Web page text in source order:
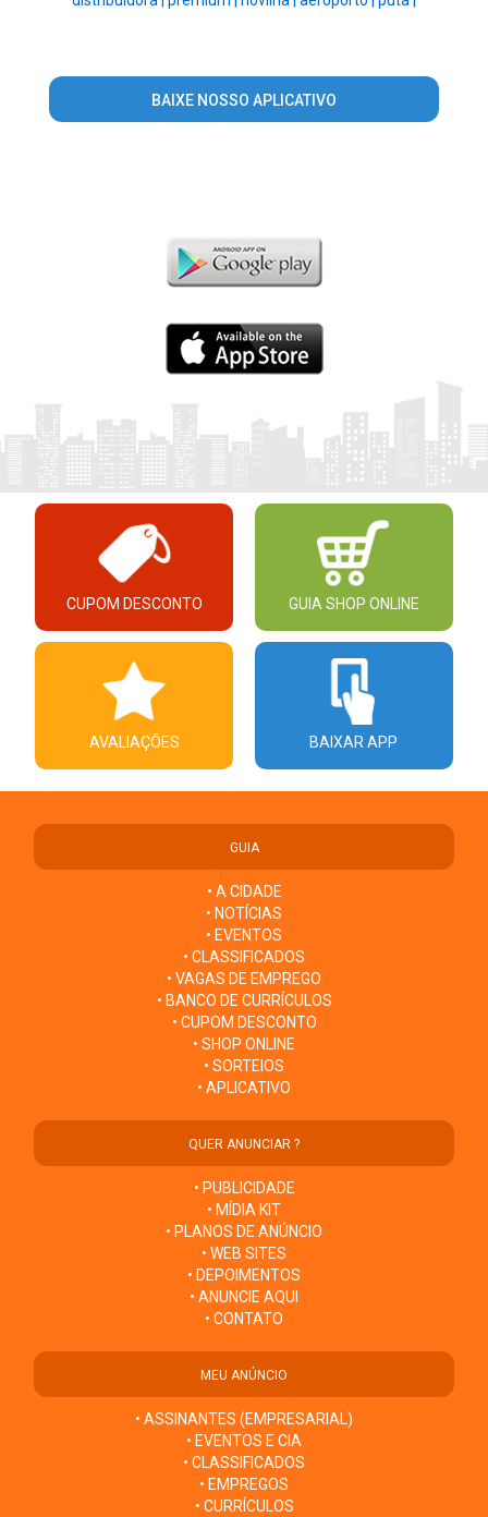
BAIXE NOSSO APLICATIVO
CUPOM DESCONTO GUIA SHOP ONLINE
AVALIAÇÕES BAIXAR APP
GUIA
• A CIDADE
• NOTÍCIAS
• EVENTOS
• CLASSIFICADOS
• VAGAS DE EMPREGO
• BANCO DE CURRÍCULOS
• CUPOM DESCONTO
• SHOP ONLINE
• SORTEIOS
• APLICATIVO
QUER ANUNCIAR ?
• PUBLICIDADE
• MÍDIA KIT
• PLANOS DE ANÚNCIO
• WEB SITES
• DEPOIMENTOS
• ANUNCIE AQUI
• CONTATO
MEU ANÚNCIO
• ASSINANTES (EMPRESARIAL)
• EVENTOS E CIA
• CLASSIFICADOS
• EMPREGOS
• CURRÍCULOS